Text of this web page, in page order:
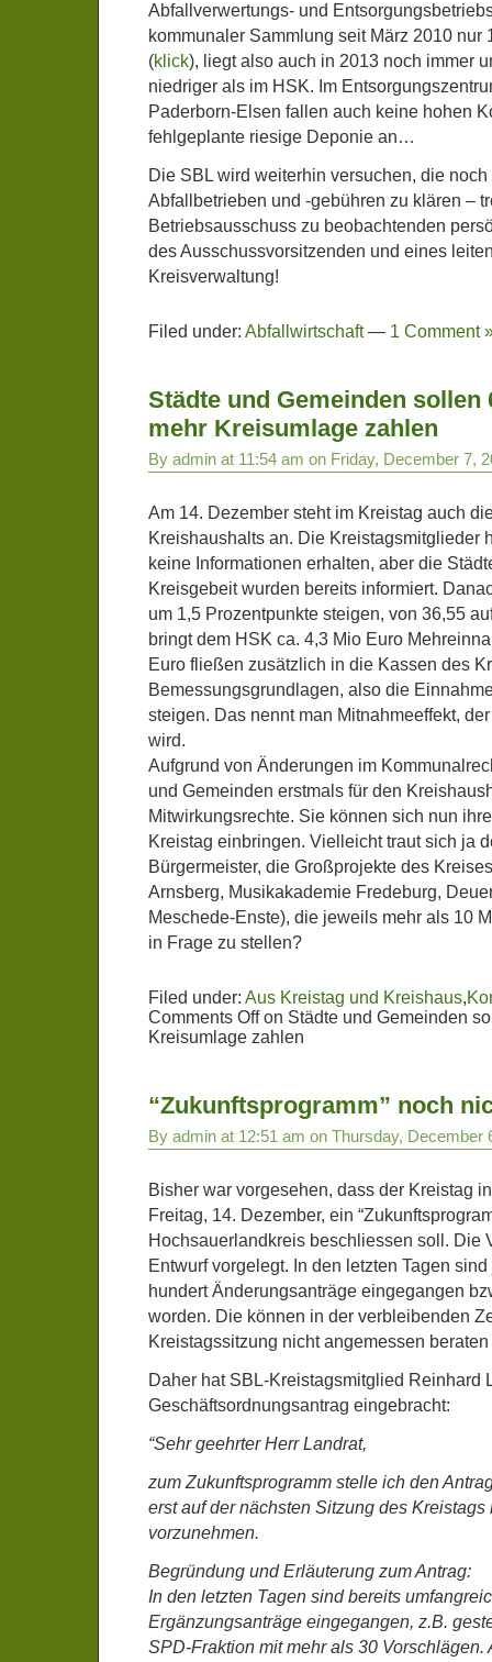
Abfallverwertungs- und
kommunaler Sammlung seit März 2010 nur
(klick), liegt also auch in 2013 noch immer
niedriger als im HSK. Im
Paderborn-Elsen fallen auch keine hohen
fehlgeplante riesige Deponie an…
Die SBL wird weiterhin versuchen, die
Abfallbetrieben und -gebühren zu klären –
Betriebsausschuss zu beobachtenden
des Ausschussvorsitzenden und eines
Kreisverwaltung!
Filed under: Abfallwirtschaft— 1 Comment
Städte und Gemeinden sollen
mehr Kreisumlage zahlen
By admin at 11:54 am on Friday, December 7,
Am 14. Dezember steht im Kreistag auch
Kreishaushalts an. Die Kreistagsmitglieder
keine Informationen erhalten, aber die
Kreisgebeit wurden bereits informiert.
um 1,5 Prozentpunkte steigen, von 36,55
bringt dem HSK ca. 4,3 Mio Euro
Euro fließen zusätzlich in die Kassen des
Bemessungsgrundlagen, also die
steigen. Das nennt man Mitnahmeeffekt,
wird.
Aufgrund von Änderungen im
und Gemeinden erstmals für den
Mitwirkungsrechte. Sie können sich nun
Kreistag einbringen. Vielleicht traut sich ja
Bürgermeister, die Großprojekte des
Arnsberg, Musikakademie Fredeburg,
Meschede-Enste), die jeweils mehr als 10
in Frage zu stellen?
Filed under: Aus Kreistag und Kreishaus,
Comments Offon Städte und Gemeinden
Kreisumlage zahlen
“Zukunftsprogramm” noch
By admin at 12:51 am on Thursday, December
Bisher war vorgesehen, dass der Kreistag
Freitag, 14. Dezember, ein
Hochsauerlandkreis beschliessen soll. Die
Entwurf vorgelegt. In den letzten Tagen
hundert Änderungsanträge eingegangen
worden. Die können in der verbleibenden
Kreistagssitzung nicht angemessen
Daher hat SBL-Kreistagsmitglied Reinhard
Geschäftsordnungsantrag eingebracht:
“Sehr geehrter Herr Landrat,
zum Zukunftsprogramm stelle ich den
erst auf der nächsten Sitzung des Kreistags
vorzunehmen.
Begründung und Erläuterung zum Antrag:
In den letzten Tagen sind bereits
Ergänzungsanträge eingegangen, z.B.
SPD-Fraktion mit mehr als 30